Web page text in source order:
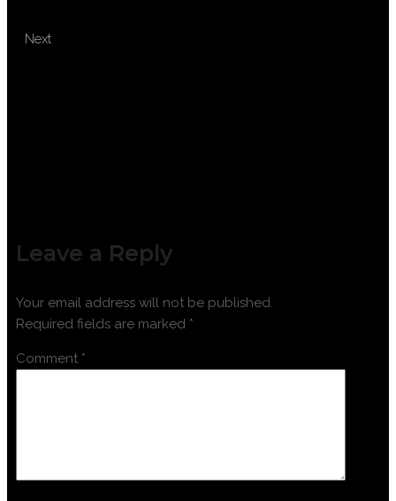
Next
Leave a Reply
Your email address will not be published.
Required fields are marked *
Comment *